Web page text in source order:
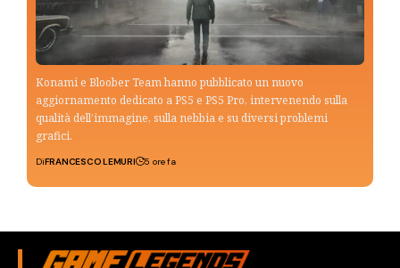
Konami e Bloober Team hanno pubblicato un nuovo
aggiornamento dedicato a PS5 e PS5 Pro, intervenendo sulla
qualità dell’immagine, sulla nebbia e su diversi problemi
grafici.
DiFRANCESCO LEMURI 5 ore fa